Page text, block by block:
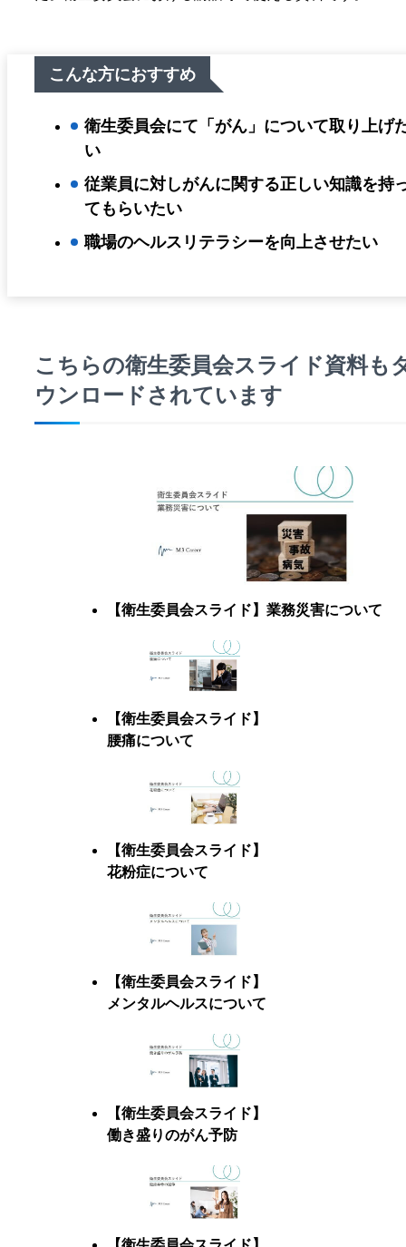
こんな方におすすめ
衛生委員会にて「がん」について取り上げ
い
従業員に対しがんに関する正しい知識を持
てもらいたい
職場のヘルスリテラシーを向上させたい
こちらの衛生委員会スライド資料も
ウンロードされています
【衛生委員会スライド】業務災害について
【衛生委員会スライド】
腰痛について
【衛生委員会スライド】
花粉症について
【衛生委員会スライド】
メンタルヘルスについて
【衛生委員会スライド】
働き盛りのがん予防